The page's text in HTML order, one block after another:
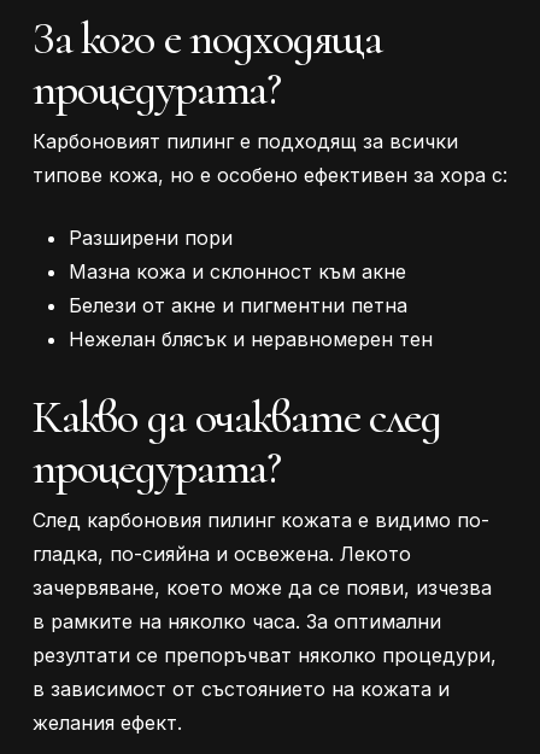
За кого е подходяща
процедурата?
Карбоновият пилинг е подходящ за всички
типове кожа, но е особено ефективен за хора с:
Разширени пори
Мазна кожа и склонност към акне
Белези от акне и пигментни петна
Нежелан блясък и неравномерен тен
Какво да очаквате след
процедурата?
След карбоновия пилинг кожата е видимо по-
гладка, по-сияйна и освежена. Лекото
зачервяване, което може да се появи, изчезва
в рамките на няколко часа. За оптимални
резултати се препоръчват няколко процедури,
в зависимост от състоянието на кожата и
желания ефект.